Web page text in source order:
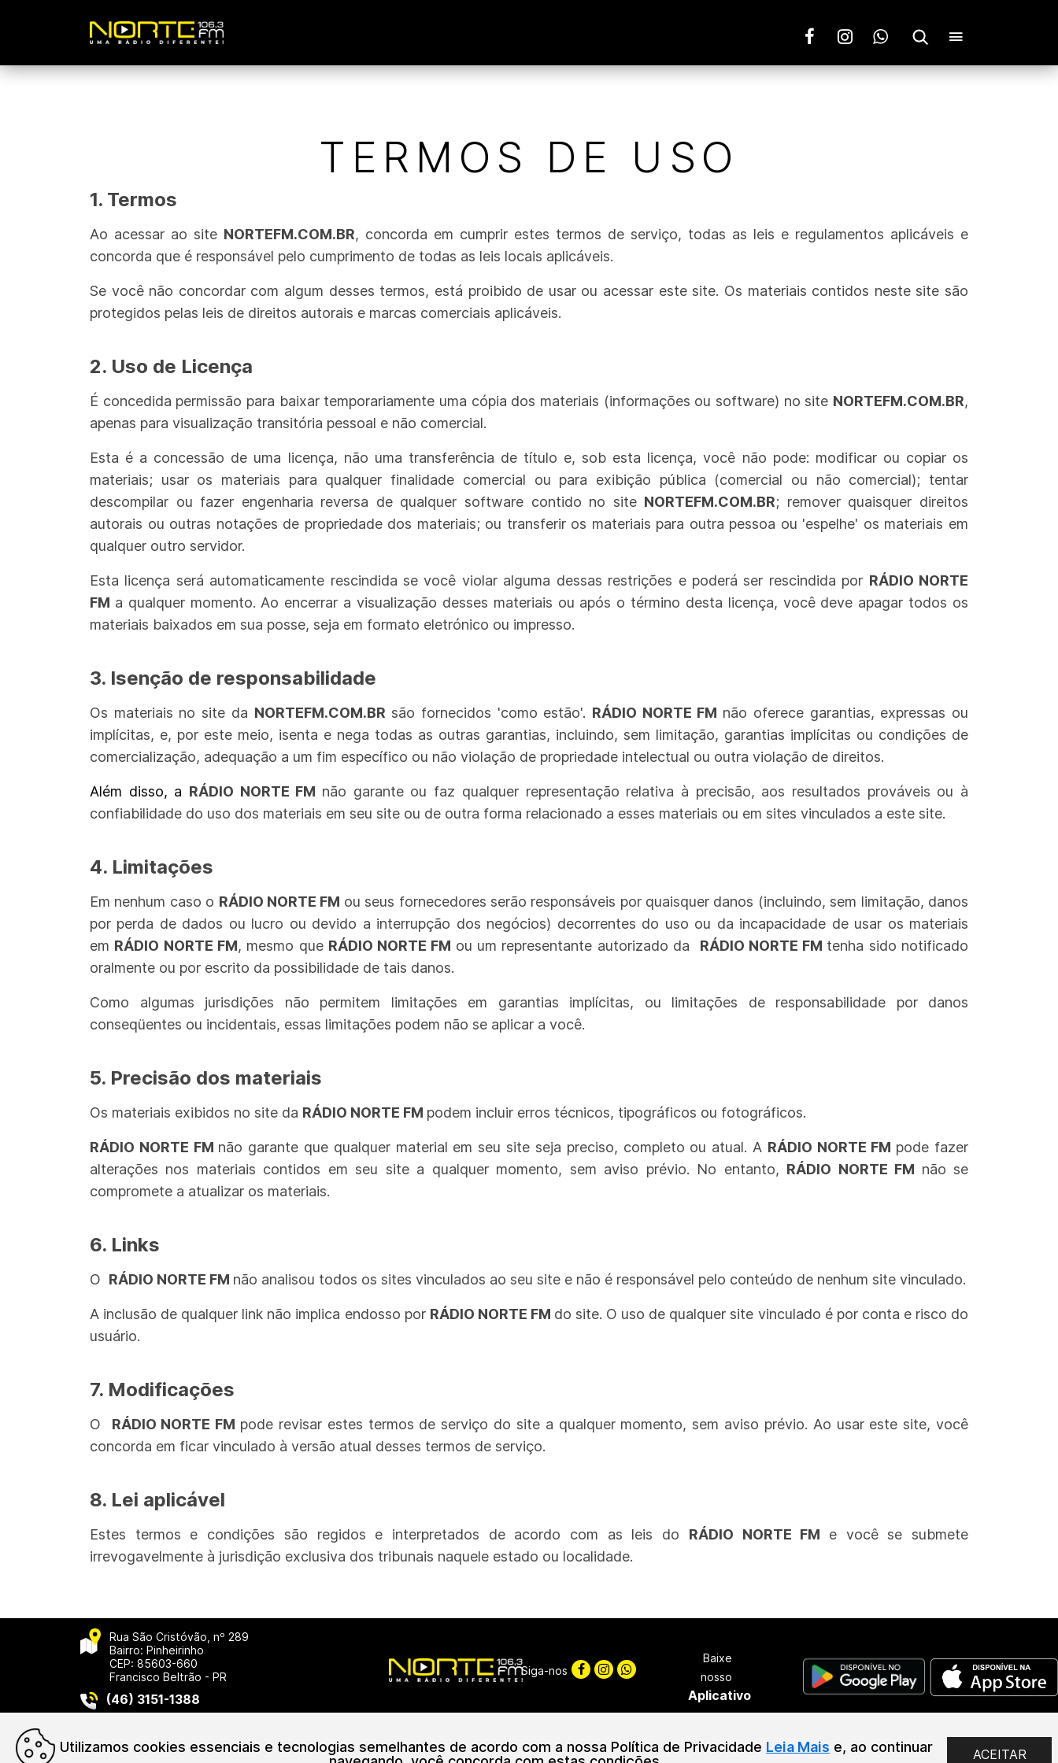
TERMOS DE USO
1. Termos
Ao acessar ao site NORTEFM.COM.BR, concorda em cumprir estes termos de serviço, todas as leis e regulamentos aplicáveis ​​e
concorda que é responsável pelo cumprimento de todas as leis locais aplicáveis.
Se você não concordar com algum desses termos, está proibido de usar ou acessar este site. Os materiais contidos neste site são
protegidos pelas leis de direitos autorais e marcas comerciais aplicáveis.
2. Uso de Licença
É concedida permissão para baixar temporariamente uma cópia dos materiais (informações ou software) no site NORTEFM.COM.BR,
apenas para visualização transitória pessoal e não comercial.
Esta é a concessão de uma licença, não uma transferência de título e, sob esta licença, você não pode: modificar ou copiar os
materiais; usar os materiais para qualquer finalidade comercial ou para exibição pública (comercial ou não comercial); tentar
descompilar ou fazer engenharia reversa de qualquer software contido no site NORTEFM.COM.BR; remover quaisquer direitos
autorais ou outras notações de propriedade dos materiais; ou transferir os materiais para outra pessoa ou 'espelhe' os materiais em
qualquer outro servidor.
Esta licença será automaticamente rescindida se você violar alguma dessas restrições e poderá ser rescindida por RÁDIO NORTE
FM a qualquer momento. Ao encerrar a visualização desses materiais ou após o término desta licença, você deve apagar todos os
materiais baixados em sua posse, seja em formato eletrónico ou impresso.
3. Isenção de responsabilidade
Os materiais no site da NORTEFM.COM.BR são fornecidos 'como estão'. RÁDIO NORTE FM não oferece garantias, expressas ou
implícitas, e, por este meio, isenta e nega todas as outras garantias, incluindo, sem limitação, garantias implícitas ou condições de
comercialização, adequação a um fim específico ou não violação de propriedade intelectual ou outra violação de direitos.
Além disso, a RÁDIO NORTE FM não garante ou faz qualquer representação relativa à precisão, aos resultados prováveis ​​ou à
confiabilidade do uso dos materiais em seu site ou de outra forma relacionado a esses materiais ou em sites vinculados a este site.
4. Limitações
Em nenhum caso o RÁDIO NORTE FM ou seus fornecedores serão responsáveis ​​por quaisquer danos (incluindo, sem limitação, danos
por perda de dados ou lucro ou devido a interrupção dos negócios) decorrentes do uso ou da incapacidade de usar os materiais
em RÁDIO NORTE FM, mesmo que RÁDIO NORTE FM ou um representante autorizado da RÁDIO NORTE FM tenha sido notificado
oralmente ou por escrito da possibilidade de tais danos.
Como algumas jurisdições não permitem limitações em garantias implícitas, ou limitações de responsabilidade por danos
conseqüentes ou incidentais, essas limitações podem não se aplicar a você.
5. Precisão dos materiais
Os materiais exibidos no site da RÁDIO NORTE FM podem incluir erros técnicos, tipográficos ou fotográficos.
RÁDIO NORTE FM não garante que qualquer material em seu site seja preciso, completo ou atual. A RÁDIO NORTE FM pode fazer
alterações nos materiais contidos em seu site a qualquer momento, sem aviso prévio. No entanto, RÁDIO NORTE FM não se
compromete a atualizar os materiais.
6. Links
O RÁDIO NORTE FM não analisou todos os sites vinculados ao seu site e não é responsável pelo conteúdo de nenhum site vinculado.
A inclusão de qualquer link não implica endosso por RÁDIO NORTE FM do site. O uso de qualquer site vinculado é por conta e risco do
usuário.
7. Modificações
O RÁDIO NORTE FM pode revisar estes termos de serviço do site a qualquer momento, sem aviso prévio. Ao usar este site, você
concorda em ficar vinculado à versão atual desses termos de serviço.
8. Lei aplicável
Estes termos e condições são regidos e interpretados de acordo com as leis do RÁDIO NORTE FM e você se submete
irrevogavelmente à jurisdição exclusiva dos tribunais naquele estado ou localidade.
Utilizamos cookies essenciais e tecnologias semelhantes de acordo com a nossa Política de Privacidade Leia Mais e, ao continuar
ACEITAR
Rua São Cristóvão, nº 289
Bairro: Pinheirinho
CEP: 85603-660
Francisco Beltrão - PR
(46) 3151-1388
Siga-nos
Baixe
nosso
Aplicativo
Associação de Radiofusão Marrecas | CNPJ: 46.294.601/0001-55 © Copyright 2026